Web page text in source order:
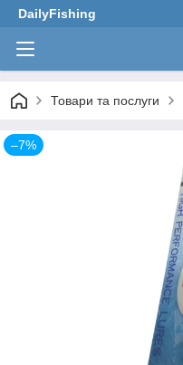
DailyFishing
Товари та послуги
–7%